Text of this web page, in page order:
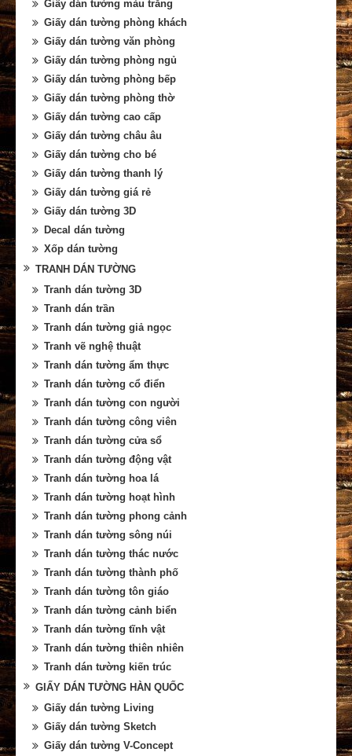
Giấy dán tường màu trắng
Giấy dán tường phòng khách
Giấy dán tường văn phòng
Giấy dán tường phòng ngủ
Giấy dán tường phòng bếp
Giấy dán tường phòng thờ
Giấy dán tường cao cấp
Giấy dán tường châu âu
Giấy dán tường cho bé
Giấy dán tường thanh lý
Giấy dán tường giá rẻ
Giấy dán tường 3D
Decal dán tường
Xốp dán tường
TRANH DÁN TƯỜNG
Tranh dán tường 3D
Tranh dán trần
Tranh dán tường giả ngọc
Tranh vẽ nghệ thuật
Tranh dán tường ẩm thực
Tranh dán tường cổ điển
Tranh dán tường con người
Tranh dán tường công viên
Tranh dán tường cửa sổ
Tranh dán tường động vật
Tranh dán tường hoa lá
Tranh dán tường hoạt hình
Tranh dán tường phong cảnh
Tranh dán tường sông núi
Tranh dán tường thác nước
Tranh dán tường thành phố
Tranh dán tường tôn giáo
Tranh dán tường cảnh biển
Tranh dán tường tĩnh vật
Tranh dán tường thiên nhiên
Tranh dán tường kiến trúc
GIẤY DÁN TƯỜNG HÀN QUỐC
Giấy dán tường Living
Giấy dán tường Sketch
Giấy dán tường V-Concept